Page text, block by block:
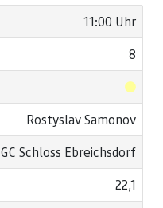
11:00 Uhr
8
Rostyslav Samonov
GC Schloss Ebreichsdorf
22,1